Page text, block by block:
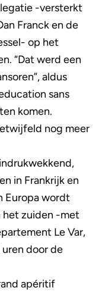
-versterkt
Franck en de
op het
“Dat werd een
aldus
sans
komen.
nog meer
in Frankrijk en
Europa wordt
het zuiden -met
Le Var,
door de
apéritif